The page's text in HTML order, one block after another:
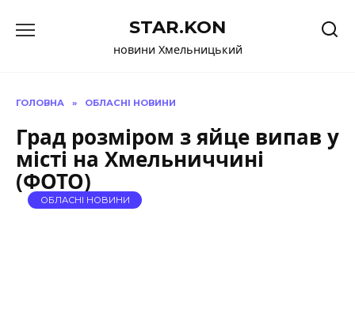
до
STAR.KON
новини Хмельницький
ГОЛОВНА » ОБЛАСНІ НОВИНИ
Град розміром з яйце випав у
місті на Хмельниччині
(ФОТО)
ОБЛАСНІ НОВИНИ